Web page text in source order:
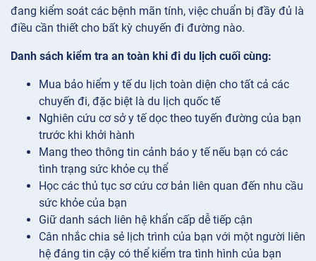
đang kiểm soát các bệnh mãn tính, việc chuẩn bị đầy đủ là
điều cần thiết cho bất kỳ chuyến đi đường nào.
Danh sách kiểm tra an toàn khi đi du lịch cuối cùng:
Mua bảo hiểm y tế du lịch toàn diện cho tất cả các
chuyến đi, đặc biệt là du lịch quốc tế
Nghiên cứu cơ sở y tế dọc theo tuyến đường của bạn
trước khi khởi hành
Mang theo thông tin cảnh báo y tế nếu bạn có các
tình trạng sức khỏe cụ thể
Học các thủ tục sơ cứu cơ bản liên quan đến nhu cầu
sức khỏe của bạn
Giữ danh sách liên hệ khẩn cấp dễ tiếp cận
Cân nhắc chia sẻ lịch trình của bạn với một người liên
hệ đáng tin cậy có thể kiểm tra tình hình của bạn